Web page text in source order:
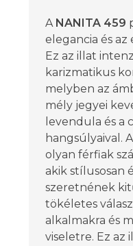
A NANITA 459
elegancia és az
Ez az illat
karizmatikus
melyben az
mély jegyei
levendula és a
hangsúlyaival. A
olyan férfiak
akik stílusosan
szeretnének
tökéletes
alkalmakra és
viseletre. Ez az